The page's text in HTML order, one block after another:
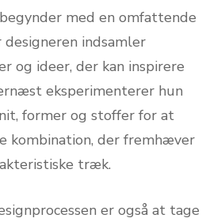
med en omfattende
designeren indsamler
og ideer, der kan inspirere
eksperimenterer hun
former og stoffer for at
kombination, der fremhæver
træk.
er også at tage